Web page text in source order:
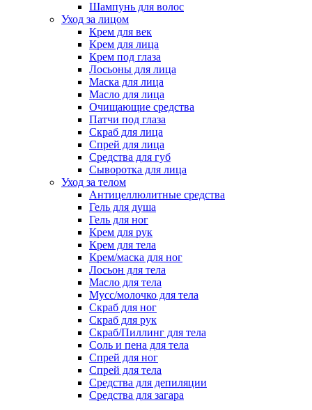
Шампунь для волос
Уход за лицом
Крем для век
Крем для лица
Крем под глаза
Лосьоны для лица
Маска для лица
Масло для лица
Очищающие средства
Патчи под глаза
Скраб для лица
Спрей для лица
Средства для губ
Сыворотка для лица
Уход за телом
Антицеллюлитные средства
Гель для душа
Гель для ног
Крем для рук
Крем для тела
Крем/маска для ног
Лосьон для тела
Масло для тела
Мусс/молочко для тела
Скраб для ног
Скраб для рук
Скраб/Пиллинг для тела
Соль и пена для тела
Спрей для ног
Спрей для тела
Средства для депиляции
Средства для загара